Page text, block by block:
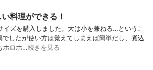
料理ができる！
イズを購入しました。大は小を兼ねる…というこ
でしたが使い方は覚えてしまえば簡単だし、煮込
ホロホ…続きを見る